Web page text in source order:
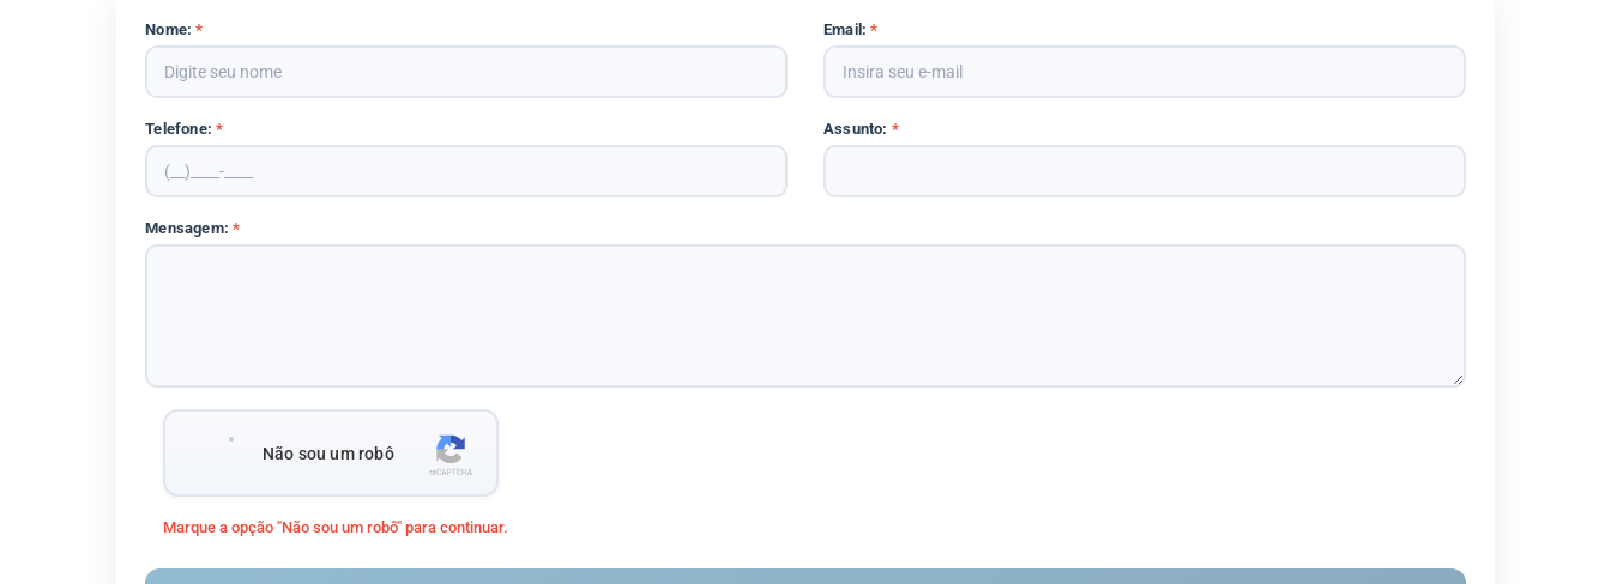
Nome:* Email:*
Telefone:* Assunto: *
Mensagem:*
Não sou um robô
Marque a opção "Não sou um robô" para continuar.